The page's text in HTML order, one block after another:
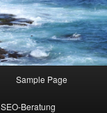
Sample Page
SEO-Beratung